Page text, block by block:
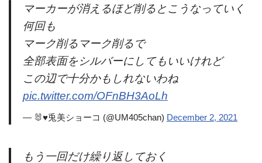
マーカーが消えるほど削るとこうなっていく
何回も
マーク削るマーク削るで
全部表面をシルバーにしてもいいけれど
この辺で十分かもしれないわね
pic.twitter.com/OFnBH3AoLh
— 🐰♥兎美ショーコ (@UM405chan) December 2, 2021
もう一回だけ繰り返しておく